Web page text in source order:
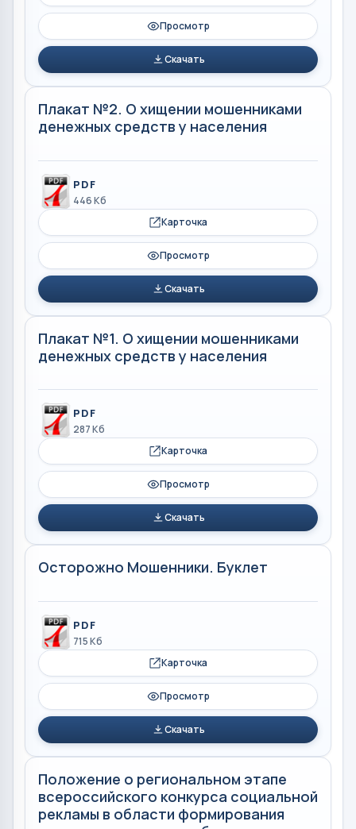
Просмотр
Скачать
Плакат №2. О хищении мошенниками
денежных средств у населения
PDF
446 Кб
Карточка
Просмотр
Скачать
Плакат №1. О хищении мошенниками
денежных средств у населения
PDF
287 Кб
Карточка
Просмотр
Скачать
Осторожно Мошенники. Буклет
PDF
715 Кб
Карточка
Просмотр
Скачать
Положение о региональном этапе
всероссийского конкурса социальной
рекламы в области формирования